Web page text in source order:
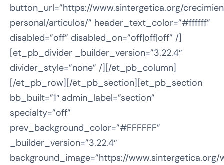
button_url=”https://www.sintergetica.org/
personal/articulos/” header_text_color=”#ffffff”
disabled=”off” disabled_on=”off|off|off” /]
[et_pb_divider _builder_version=”3.22.4″
divider_style=”none” /][/et_pb_column]
[/et_pb_row][/et_pb_section][et_pb_section
bb_built=”1″ admin_label=”section”
specialty=”off”
prev_background_color=”#FFFFFF”
_builder_version=”3.22.4″
background_image=”https://